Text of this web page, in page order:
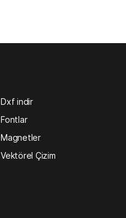
Dxf indir
Fontlar
Magnetler
Vektörel Çizim